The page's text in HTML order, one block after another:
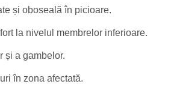
și oboseală în picioare.
la nivelul membrelor inferioare.
și a gambelor.
în zona afectată.